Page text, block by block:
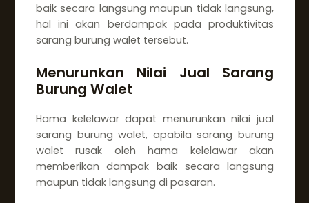
baik secara langsung maupun tidak langsung,
hal ini akan berdampak pada produktivitas
sarang burung walet tersebut.
Menurunkan Nilai Jual Sarang
Burung Walet
Hama kelelawar dapat menurunkan nilai jual
sarang burung walet, apabila sarang burung
walet rusak oleh hama kelelawar akan
memberikan dampak baik secara langsung
maupun tidak langsung di pasaran.